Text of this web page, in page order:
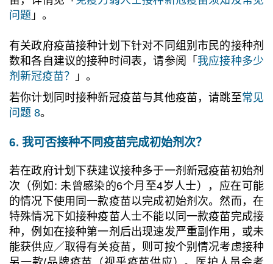
问题 」。
有关政府疫苗接种计划下针对不同组别市民的接种剂
数和各自建议的接种时间表，请参阅「 我应接种多少
剂新冠疫苗？
」。
若你计划 同时接种新冠疫苗与其他疫苗，请跳至常见
问题 8。
6. 我可否接种不同疫苗完成初始剂次？
若在政府计划下获建议接种多于一剂新冠疫苗初始剂
次（例如: 未曾感染的6个月至4岁人士），应在可能
的情况下使用同一款疫苗以完成初始剂次。然而，在
特殊情况下如接种疫苗人士不能以同一款疫苗完成接
种，例如在接种第一剂后出现速发严重副作用，或未
能获供应／取得有关疫苗，则可按个别情况考虑接种